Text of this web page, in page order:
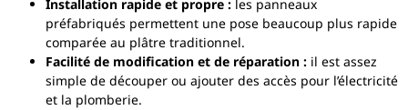
Installation rapide et propre : les panneaux
préfabriqués permettent une pose beaucoup plus rapide
comparée au plâtre traditionnel.
Facilité de modification et de réparation : il est assez
simple de découper ou ajouter des accès pour l’électricité
et la plomberie.